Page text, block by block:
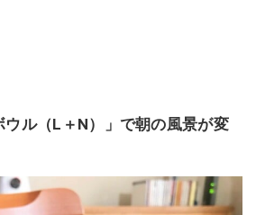
ウル（L＋N）」で朝の風景が変